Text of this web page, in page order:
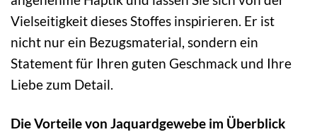
Vielseitigkeit dieses Stoffes inspirieren. Er ist
nicht nur ein Bezugsmaterial, sondern ein
Statement für Ihren guten Geschmack und Ihre
Liebe zum Detail.
Die Vorteile von Jaquardgewebe im Überblick